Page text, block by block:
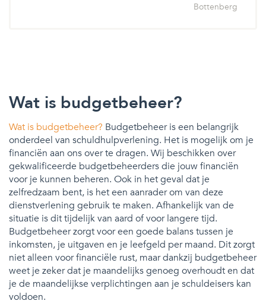
Bottenberg
Wat is budgetbeheer?
Wat is budgetbeheer? Budgetbeheer is een belangrijk
onderdeel van schuldhulpverlening. Het is mogelijk om je
financiën aan ons over te dragen. Wij beschikken over
gekwalificeerde budgetbeheerders die jouw financiën
voor je kunnen beheren. Ook in het geval dat je
zelfredzaam bent, is het een aanrader om van deze
dienstverlening gebruik te maken. Afhankelijk van de
situatie is dit tijdelijk van aard of voor langere tijd.
Budgetbeheer zorgt voor een goede balans tussen je
inkomsten, je uitgaven en je leefgeld per maand. Dit zorgt
niet alleen voor financiële rust, maar dankzij budgetbeheer
weet je zeker dat je maandelijks genoeg overhoudt en dat
je de maandelijkse verplichtingen aan je schuldeisers kan
voldoen.